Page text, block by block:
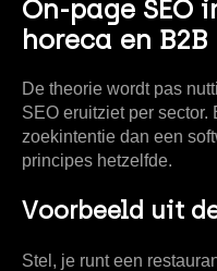
On-page SEO
horeca en B2B
De theorie wordt pas
SEO eruitziet per sector.
zoekintentie dan een
principes hetzelfde.
Voorbeeld uit
Stel, je runt een